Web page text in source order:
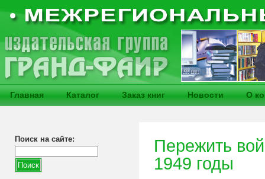
Главная Каталог Заказ книг Новости О
Поиск на сайте:
Пережить
1949 годы